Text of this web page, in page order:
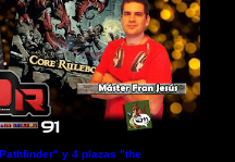
y 4 plazas "the